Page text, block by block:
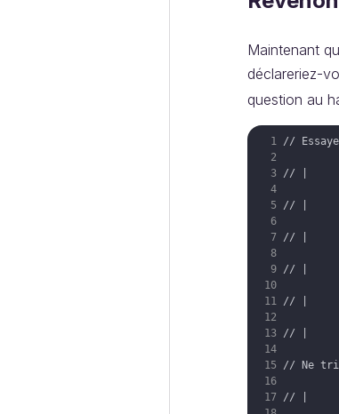
Maintenant
déclareriez-
question au
//
// |
// |
// |
// |
// |
// |
// Ne
// |